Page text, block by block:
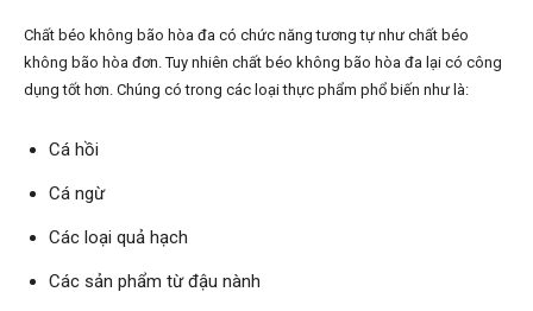
Chất béo không bão hòa đa có chức năng tương tự như chất béo
không bão hòa đơn. Tuy nhiên chất béo không bão hòa đa lại có công
dụng tốt hơn. Chúng có trong các loại thực phẩm phổ biến như là:
Cá hồi
Cá ngừ
Các loại quả hạch
Các sản phẩm từ đậu nành